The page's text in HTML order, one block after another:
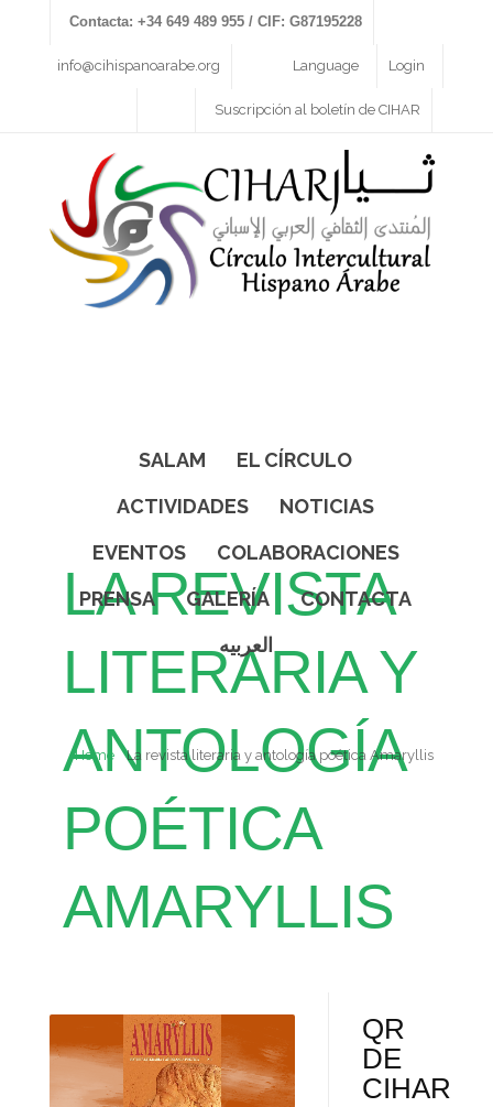
Contacta: +34 649 489 955 / CIF: G87195228
info@cihispanoarabe.org Login
Language
Suscripción al boletín de CIHAR
SALAM
EL CÍRCULO
ACTIVIDADES
NOTICIAS
EVENTOS
COLABORACIONES
PRENSA
GALERÍA
CONTACTA
العربيه
LA REVISTA
LITERARIA Y
ANTOLOGÍA
POÉTICA
AMARYLLIS
Home La revista literaria y antología poética Amaryllis
QR
DE
CIHAR